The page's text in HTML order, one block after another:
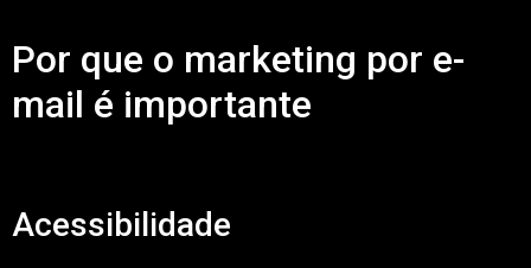
Por que o marketing por e-
mail é importante
Acessibilidade